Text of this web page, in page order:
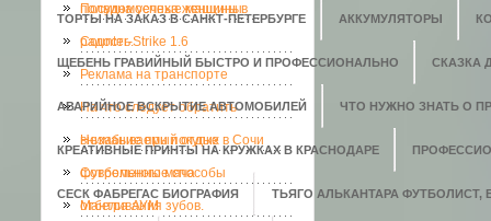
ТОРТЫ НА ЗАКАЗ В САНКТ-ПЕТЕРБУРГЕ АККУМУЛЯТОРЫ
ЩЕБЕНЬ ГРАВИЙНЫЙ БЫСТРО И ПРОФЕССИОНАЛЬНО СКАЗКА
АВАРИЙНОЕ ВСКРЫТИЕ АВТОМОБИЛЕЙ ЧТО НУЖНО ЗНАТЬ О
КРЕАТИВНЫЕ ПРИНТЫ НА КРУЖКАХ В КРАСНОДАРЕ
СЕСК ФАБРЕГАС БИОГРАФИЯ ТЬЯГО АЛЬКАНТАРА ФУТБОЛИСТ,
полвина успеха женщины
Посудомоечные машины в
радость.
Counter-Strike 1.6
Реклама на транспорте
На что следует обратить
внимание при покупке
футбольного мяча
Незабываемый отдых в Сочи
Современные способы
отбеливания зубов.
Мантра АУМ